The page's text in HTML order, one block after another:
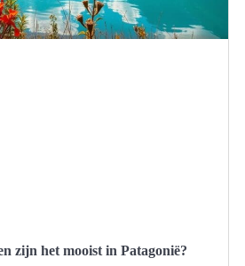
zijn het mooist in Patagonië?